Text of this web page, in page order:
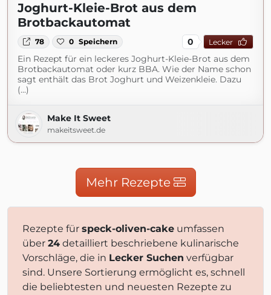
Joghurt-Kleie-Brot aus dem
Brotbackautomat
78 0 Speichern 0 Lecker
Ein Rezept für ein leckeres Joghurt-Kleie-Brot aus dem
Brotbackautomat oder kurz BBA. Wie der Name schon
sagt enthält das Brot Joghurt und Weizenkleie. Dazu
(...)
Make It Sweet
makeitsweet.de
Mehr Rezepte
Rezepte für speck-oliven-cake umfassen
über 24 detailliert beschriebene kulinarische
Vorschläge, die in Lecker Suchen verfügbar
sind. Unsere Sortierung ermöglicht es, schnell
die beliebtesten und neuesten Rezepte zu